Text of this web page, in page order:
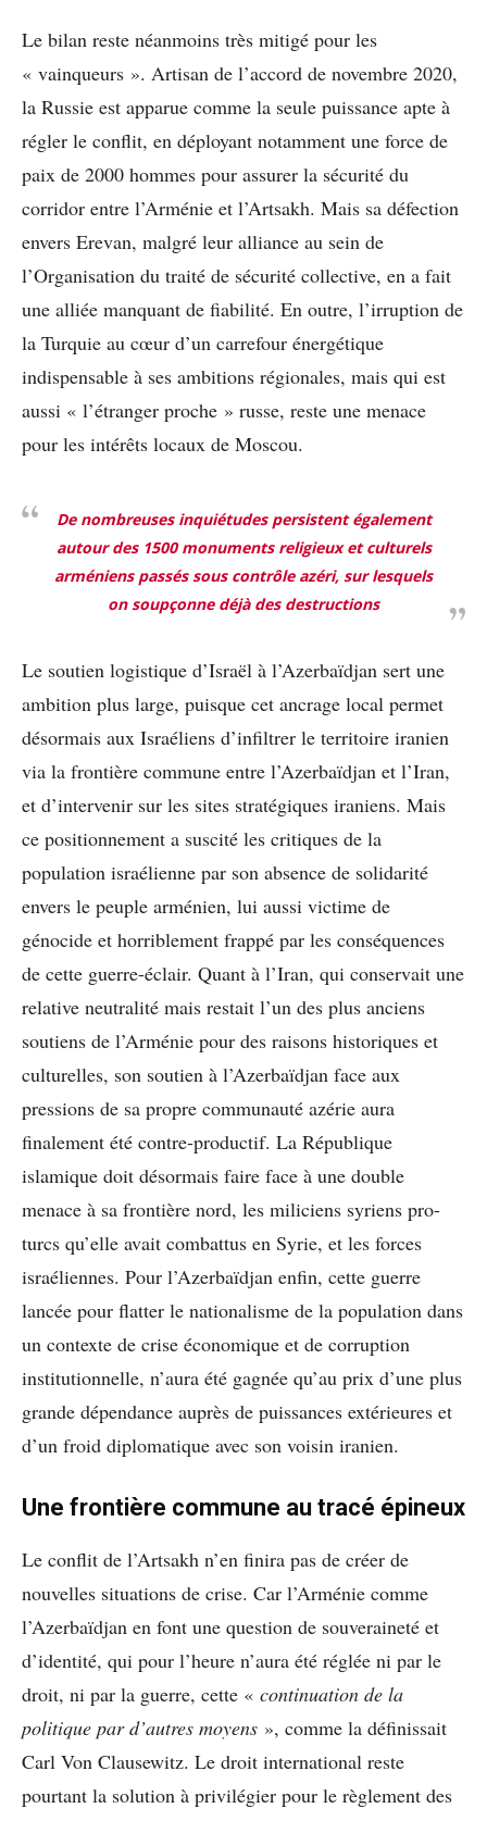
Le bilan reste néanmoins très mitigé pour les
« vainqueurs ». Artisan de l’accord de novembre 2020,
la Russie est apparue comme la seule puissance apte à
régler le conflit, en déployant notamment une force de
paix de 2000 hommes pour assurer la sécurité du
corridor entre l’Arménie et l’Artsakh. Mais sa défection
envers Erevan, malgré leur alliance au sein de
l’Organisation du traité de sécurité collective, en a fait
une alliée manquant de fiabilité. En outre, l’irruption de
la Turquie au cœur d’un carrefour énergétique
indispensable à ses ambitions régionales, mais qui est
aussi « l’étranger proche » russe, reste une menace
pour les intérêts locaux de Moscou.
De nombreuses inquiétudes persistent également
autour des 1500 monuments religieux et culturels
arméniens passés sous contrôle azéri, sur lesquels
on soupçonne déjà des destructions
Le soutien logistique d’Israël à l’Azerbaïdjan sert une
ambition plus large, puisque cet ancrage local permet
désormais aux Israéliens d’infiltrer le territoire iranien
via la frontière commune entre l’Azerbaïdjan et l’Iran,
et d’intervenir sur les sites stratégiques iraniens. Mais
ce positionnement a suscité les critiques de la
population israélienne par son absence de solidarité
envers le peuple arménien, lui aussi victime de
génocide et horriblement frappé par les conséquences
de cette guerre-éclair. Quant à l’Iran, qui conservait une
relative neutralité mais restait l’un des plus anciens
soutiens de l’Arménie pour des raisons historiques et
culturelles, son soutien à l’Azerbaïdjan face aux
pressions de sa propre communauté azérie aura
finalement été contre-productif. La République
islamique doit désormais faire face à une double
menace à sa frontière nord, les miliciens syriens pro-
turcs qu’elle avait combattus en Syrie, et les forces
israéliennes. Pour l’Azerbaïdjan enfin, cette guerre
lancée pour flatter le nationalisme de la population dans
un contexte de crise économique et de corruption
institutionnelle, n’aura été gagnée qu’au prix d’une plus
grande dépendance auprès de puissances extérieures et
d’un froid diplomatique avec son voisin iranien.
Une frontière commune au tracé épineux
Le conflit de l’Artsakh n’en finira pas de créer de
nouvelles situations de crise. Car l’Arménie comme
l’Azerbaïdjan en font une question de souveraineté et
d’identité, qui pour l’heure n’aura été réglée ni par le
droit, ni par la guerre, cette « continuation de la
politique par d’autres moyens », comme la définissait
Carl Von Clausewitz. Le droit international reste
pourtant la solution à privilégier pour le règlement des